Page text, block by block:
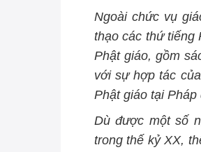
Ngoài chức vụ
thạo các thứ tiếng
Phật giáo, gồm
với sự hợp tác
Phật giáo tại
Dù được một số
trong thế kỷ XX,